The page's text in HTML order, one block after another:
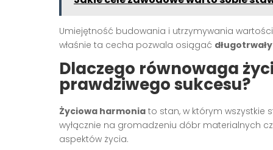
Umiejętność budowania i utrzymywania
właśnie ta cecha pozwala osiągać
Dlaczego równowaga
prawdziwego sukcesu?
Życiowa harmonia to stan, w którym wszystkie
wyłącznie na gromadzeniu dóbr materialnych
aspektów życia.